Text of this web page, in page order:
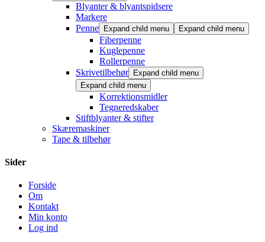
Blyanter & blyantspidsere
Markere
Penne Expand child menu Expand child menu
Fiberpenne
Kuglepenne
Rollerpenne
Skrivetilbehør Expand child menu
Expand child menu
Korrektionsmidler
Tegneredskaber
Stiftblyanter & stifter
Skæremaskiner
Tape & tilbehør
Sider
Forside
Om
Kontakt
Min konto
Log ind